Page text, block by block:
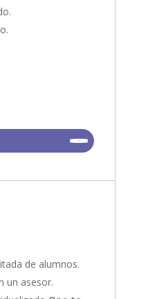
de alumnos.
un asesor.